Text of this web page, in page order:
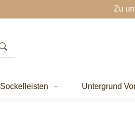
Zu
Sockelleisten Untergrund